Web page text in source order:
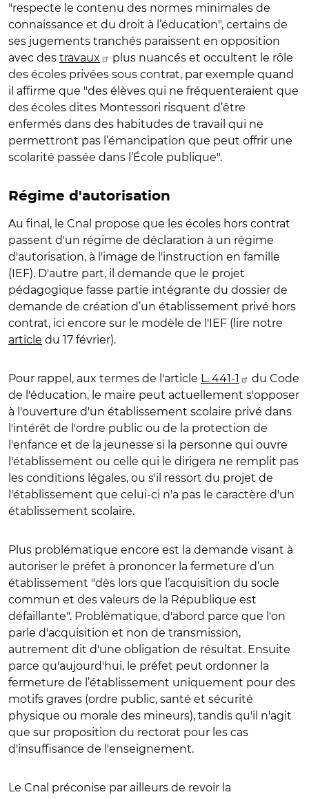
"respecte le contenu des normes minimales de
connaissance et du droit à l’éducation", certains de
ses jugements tranchés paraissent en opposition
avec des travaux
plus nuancés et occultent le rôle
des écoles privées sous contrat, par exemple quand
il affirme que "des élèves qui ne fréquenteraient que
des écoles dites Montessori risquent d’être
enfermés dans des habitudes de travail qui ne
permettront pas l’émancipation que peut offrir une
scolarité passée dans l’École publique".
Régime d'autorisation
Au final, le Cnal propose que les écoles hors contrat
passent d'un régime de déclaration à un régime
d'autorisation, à l'image de l'instruction en famille
(IEF). D'autre part, il demande que le projet
pédagogique fasse partie intégrante du dossier de
demande de création d’un établissement privé hors
contrat, ici encore sur le modèle de l'IEF (lire notre
article du 17 février).
Pour rappel, aux termes de l'article L. 441-1
du Code
de l'éducation, le maire peut actuellement s'opposer
à l'ouverture d'un établissement scolaire privé dans
l'intérêt de l'ordre public ou de la protection de
l'enfance et de la jeunesse si la personne qui ouvre
l'établissement ou celle qui le dirigera ne remplit pas
les conditions légales, ou s'il ressort du projet de
l'établissement que celui-ci n'a pas le caractère d'un
établissement scolaire.
Plus problématique encore est la demande visant à
autoriser le préfet à prononcer la fermeture d’un
établissement "dès lors que l’acquisition du socle
commun et des valeurs de la République est
défaillante". Problématique, d'abord parce que l'on
parle d'acquisition et non de transmission,
autrement dit d'une obligation de résultat. Ensuite
parce qu'aujourd'hui, le préfet peut ordonner la
fermeture de l’établissement uniquement pour des
motifs graves (ordre public, santé et sécurité
physique ou morale des mineurs), tandis qu'il n'agit
que sur proposition du rectorat pour les cas
d'insuffisance de l'enseignement.
Le Cnal préconise par ailleurs de revoir la